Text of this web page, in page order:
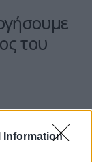
Information
του